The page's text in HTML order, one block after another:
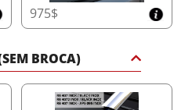
total da carga.
essas lâminas
protegida contra
externos.
975$
BROCA)